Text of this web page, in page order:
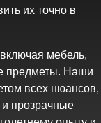
их точно в
мебель,
предметы. Наши
всех нюансов,
прозрачные